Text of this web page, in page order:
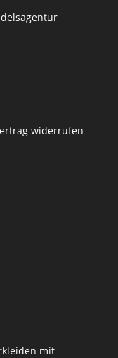
widerrufen
mit